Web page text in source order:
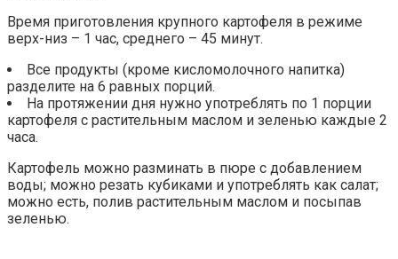
Время приготовления крупного картофеля в режиме
верх-низ – 1 час, среднего – 45 минут.
Все продукты (кроме кисломолочного напитка)
разделите на 6 равных порций.
На протяжении дня нужно употреблять по 1 порции
картофеля с растительным маслом и зеленью каждые 2
часа.
Картофель можно разминать в пюре с добавлением
воды; можно резать кубиками и употреблять как салат;
можно есть, полив растительным маслом и посыпав
зеленью.